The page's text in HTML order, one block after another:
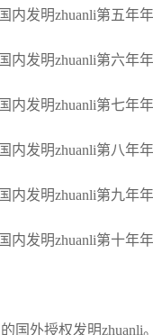
内发明zhuanli第五年年
内发明zhuanli第六年年
内发明zhuanli第七年年
内发明zhuanli第八年年
内发明zhuanli第九年年
内发明zhuanli第十年年
国外授权发明zhuanli。